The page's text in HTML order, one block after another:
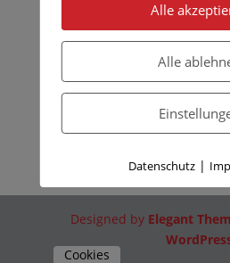
Designed by Elegant
Cookies
Alle
Alle
Datenschutz |